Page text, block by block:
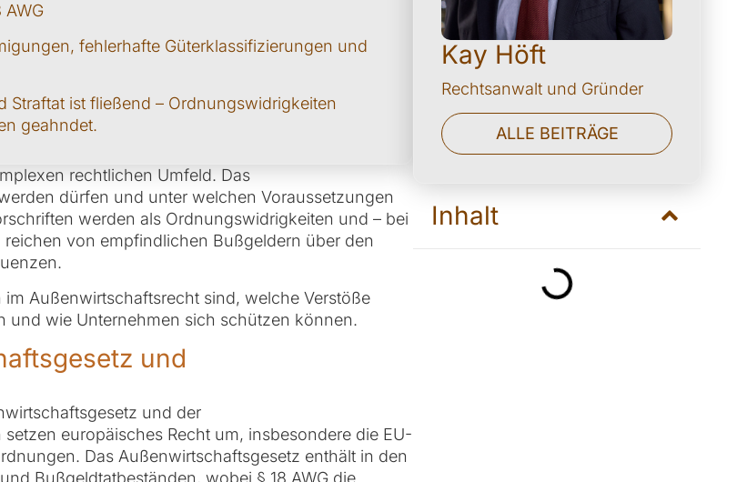
fehlerhafte Güterklassifizierungen und
ist fließend – Ordnungswidrigkeiten
geahndet.
rechtlichen Umfeld. Das
dürfen und unter welchen Voraussetzungen
werden als Ordnungswidrigkeiten und – bei
von empfindlichen Bußgeldern über den
Außenwirtschaftsrecht sind, welche Verstöße
und wie Unternehmen sich schützen können.
und
und der
europäisches Recht um, insbesondere die EU-
Das Außenwirtschaftsgesetz enthält in den
Bußgeldtatbeständen, wobei § 18 AWG die
Kay Höft
Rechtsanwalt und Gründer
ALLE BEITRÄGE
Inhalt